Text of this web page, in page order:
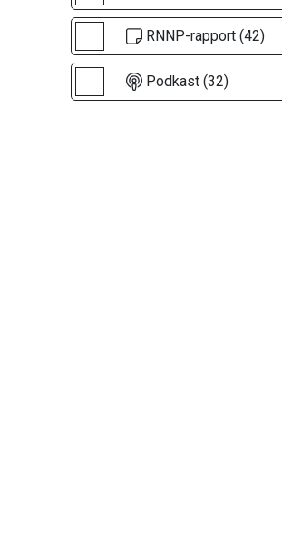
RNNP-rapport (42)
Podkast (32)